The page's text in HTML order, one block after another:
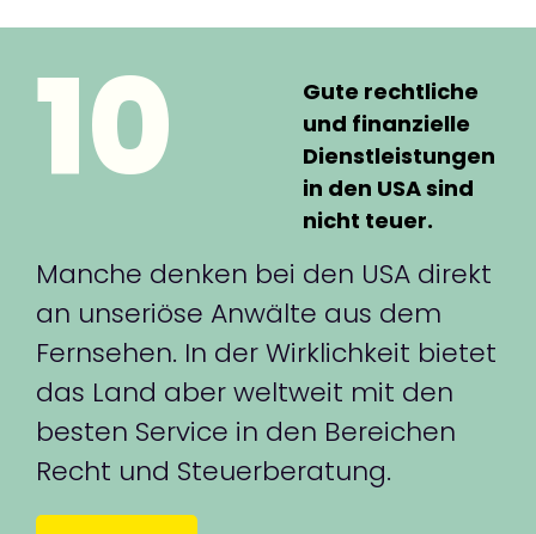
Gute rechtliche
und finanzielle
Dienstleistungen
in den USA sind
nicht teuer.
Manche denken bei den USA direkt
an unseriöse Anwälte aus dem
Fernsehen. In der Wirklichkeit bietet
das Land aber weltweit mit den
besten Service in den Bereichen
Recht und Steuerberatung.
10